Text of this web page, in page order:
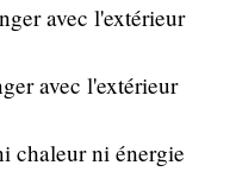
avec l'extérieur
avec l'extérieur
chaleur ni énergie